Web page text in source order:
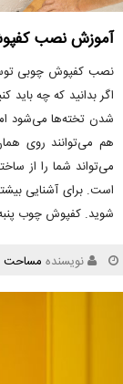
آموزش نصب
نصب کفپوش چوبی توسط
اگر بدانید که چه باید
شدن تخته‌ها می‌شود
هم می‌توانند روی
می‌تواند شما را از
است. برای آشنایی
شوید. کفپوش چوب
نویسنده مساحت